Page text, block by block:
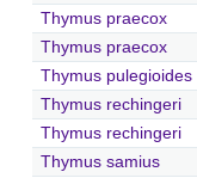
Thymus praecox
Thymus praecox
Thymus pulegioides
Thymus rechingeri
Thymus rechingeri
Thymus samius